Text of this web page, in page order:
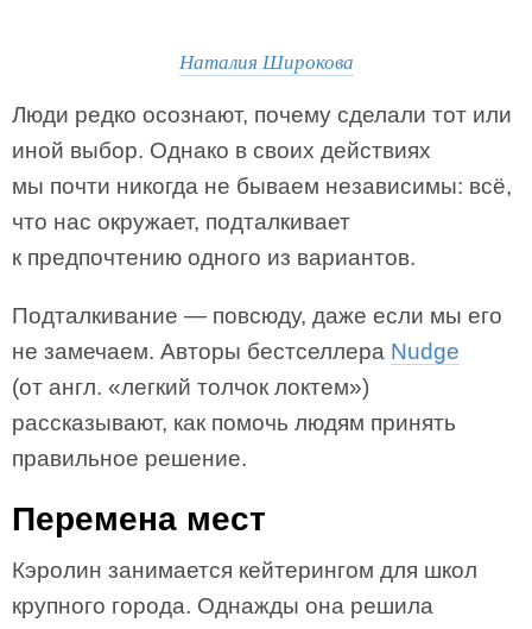
Наталия Широкова
Люди редко осознают, почему сделали тот или
иной выбор. Однако в своих действиях
мы почти никогда не бываем независимы: всё,
что нас окружает, подталкивает
к предпочтению одного из вариантов.
Подталкивание — повсюду, даже если мы его
не замечаем. Авторы бестселлера Nudge
(от англ. «легкий толчок локтем»)
рассказывают, как помочь людям принять
правильное решение.
Перемена мест
Кэролин занимается кейтерингом для школ
крупного города. Однажды она решила